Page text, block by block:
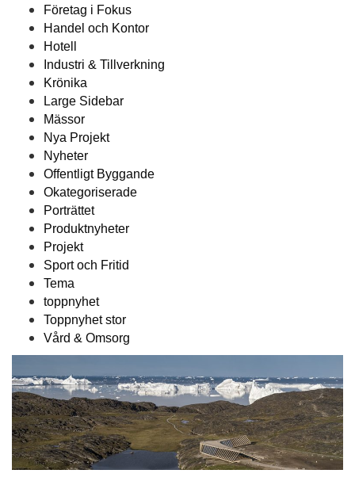
Företag i Fokus
Handel och Kontor
Hotell
Industri & Tillverkning
Krönika
Large Sidebar
Mässor
Nya Projekt
Nyheter
Offentligt Byggande
Okategoriserade
Porträttet
Produktnyheter
Projekt
Sport och Fritid
Tema
toppnyhet
Toppnyhet stor
Vård & Omsorg